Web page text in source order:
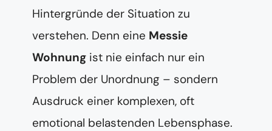
Hintergründe der Situation zu
verstehen. Denn eine Messie
Wohnung ist nie einfach nur ein
Problem der Unordnung – sondern
Ausdruck einer komplexen, oft
emotional belastenden Lebensphase.